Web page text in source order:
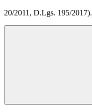
20/2011, D.Lgs. 195/2017).